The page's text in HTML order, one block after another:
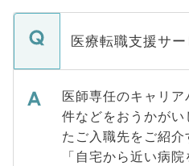
医療転職支援サー
医師専任のキャリ
件などをおうかが
たご入職先をご紹介
「自宅から近い病